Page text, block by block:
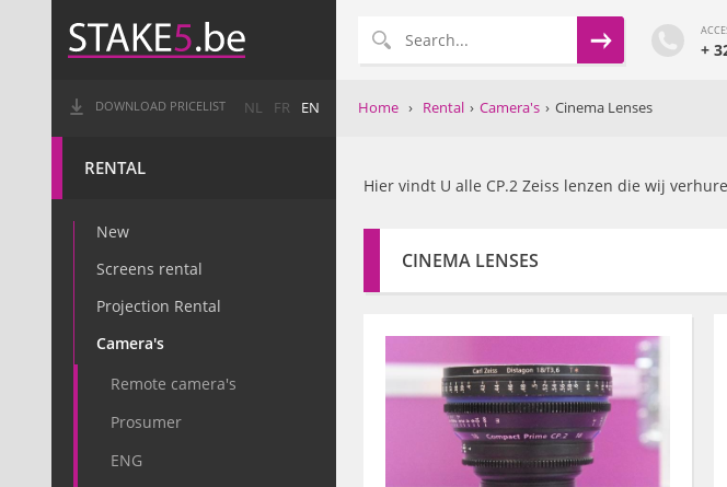
DOWNLOAD PRICELIST NL FR EN
RENTAL
New
Screens rental
Projection Rental
Camera's
Remote camera's
Prosumer
ENG
+
Home › Rental › Camera's › Cinema Lenses
Hier vindt U alle CP.2 Zeiss lenzen die wij
CINEMA LENSES